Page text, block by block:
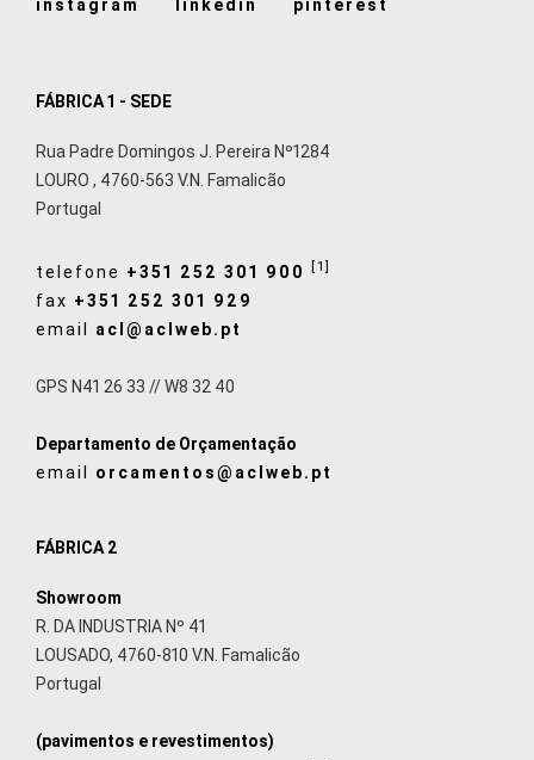
instagram
linkedin pinterest
FÁBRICA 1 - SEDE
Rua Padre Domingos J. Pereira Nº1284
LOURO , 4760-563 V.N. Famalicão
Portugal
telefone +351 252 301 900 [1]
fax +351 252 301 929
email acl@aclweb.pt
GPS N41 26 33 // W8 32 40
Departamento de Orçamentação
email orcamentos@aclweb.pt
FÁBRICA 2
Showroom
R. DA INDUSTRIA Nº 41
LOUSADO, 4760-810 V.N. Famalicão
Portugal
(pavimentos e revestimentos)